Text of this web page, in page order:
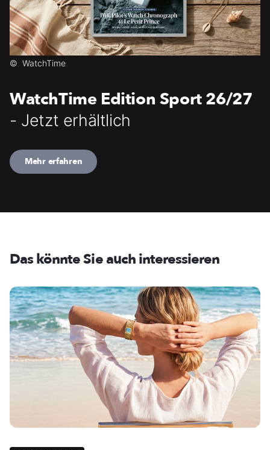
© WatchTime
WatchTime Edition Sport 26/27
- Jetzt erhältlich
Mehr erfahren
Das könnte Sie auch interessieren